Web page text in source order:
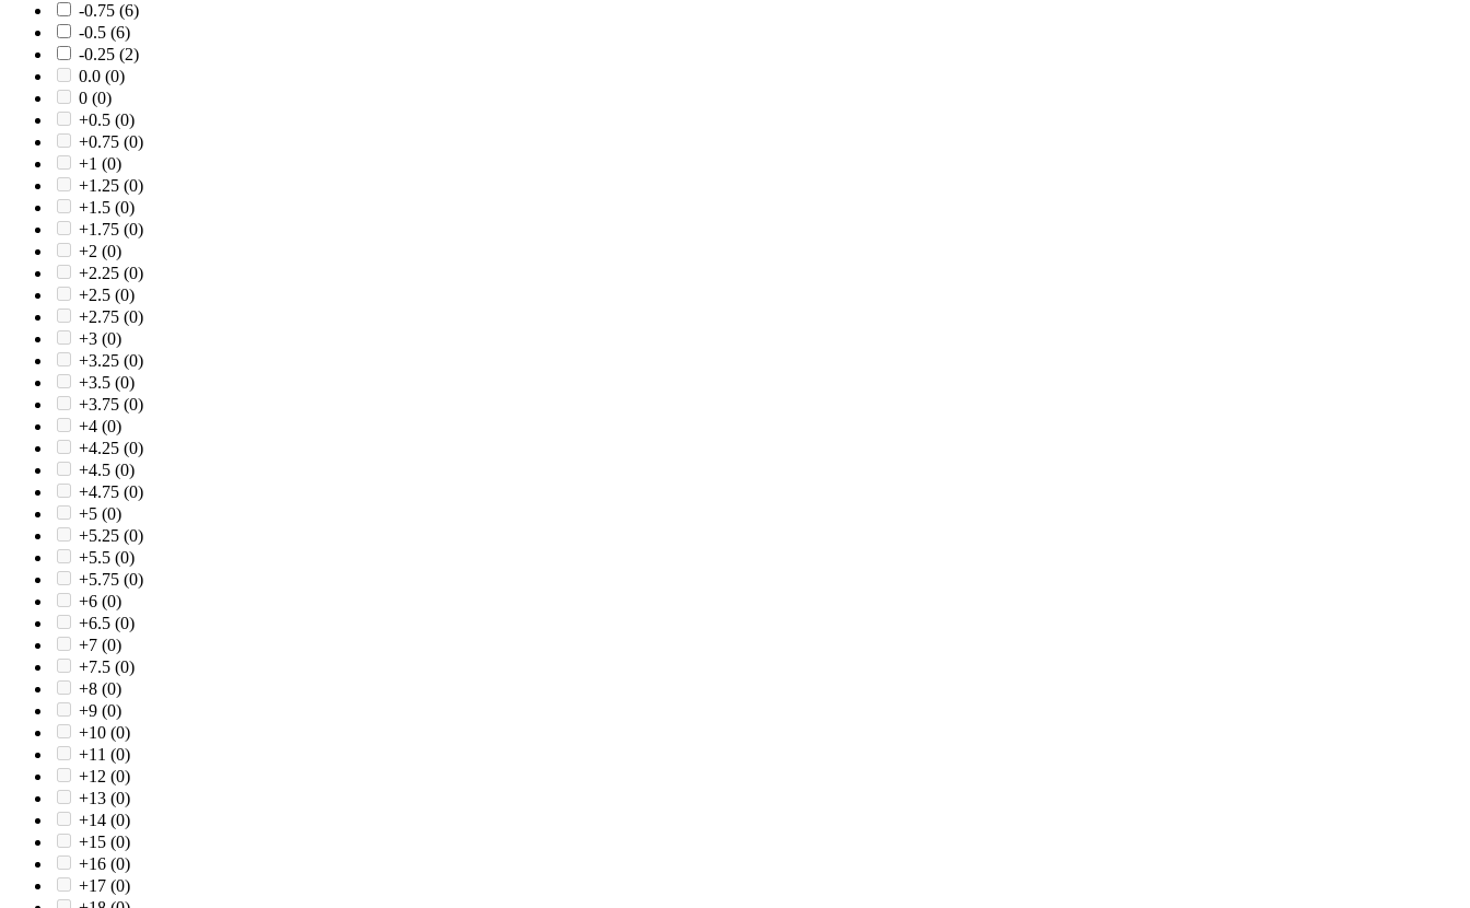
-0.75 (6)
-0.5 (6)
-0.25 (2)
0.0 (0)
0 (0)
+0.5 (0)
+0.75 (0)
+1 (0)
+1.25 (0)
+1.5 (0)
+1.75 (0)
+2 (0)
+2.25 (0)
+2.5 (0)
+2.75 (0)
+3 (0)
+3.25 (0)
+3.5 (0)
+3.75 (0)
+4 (0)
+4.25 (0)
+4.5 (0)
+4.75 (0)
+5 (0)
+5.25 (0)
+5.5 (0)
+5.75 (0)
+6 (0)
+6.5 (0)
+7 (0)
+7.5 (0)
+8 (0)
+9 (0)
+10 (0)
+11 (0)
+12 (0)
+13 (0)
+14 (0)
+15 (0)
+16 (0)
+17 (0)